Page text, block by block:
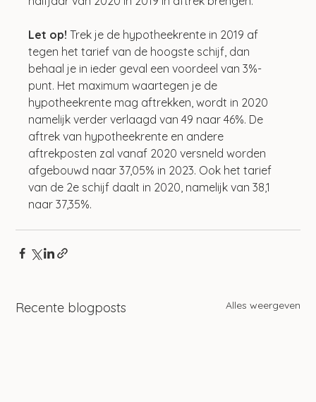
Let op! Trek je de hypotheekrente in 2019 af
tegen het tarief van de hoogste schijf, dan
behaal je in ieder geval een voordeel van 3%-
punt. Het maximum waartegen je de
hypotheekrente mag aftrekken, wordt in 2020
namelijk verder verlaagd van 49 naar 46%. De
aftrek van hypotheekrente en andere
aftrekposten zal vanaf 2020 versneld worden
afgebouwd naar 37,05% in 2023. Ook het tarief
van de 2e schijf daalt in 2020, namelijk van 38,1
naar 37,35%.
Recente blogposts Alles weergeven